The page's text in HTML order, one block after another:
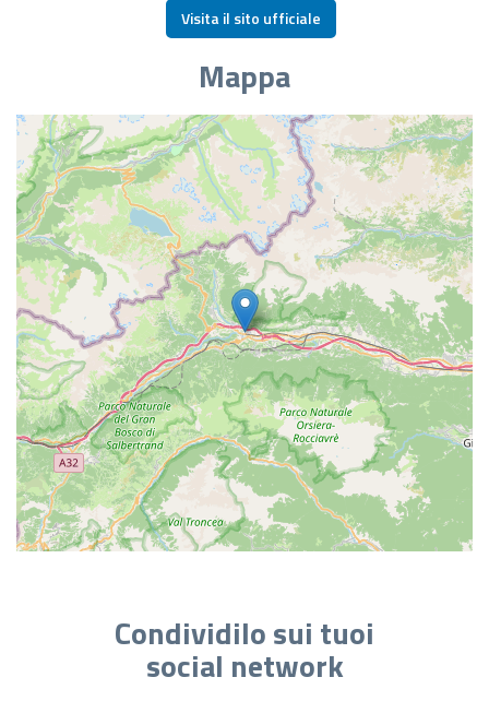
Visita il sito ufficiale
Mappa
Condividilo sui tuoi
social network